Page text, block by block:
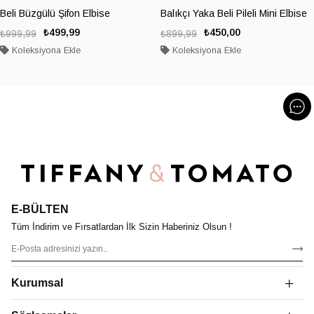
Beli Büzgülü Şifon Elbise
₺499,99
₺999,99
Koleksiyona Ekle
Balıkçı Yaka Beli Pileli Mini Elbise
₺450,00
₺899,99
Koleksiyona Ekle
E-BÜLTEN
Tüm İndirim ve Fırsatlardan İlk Sizin Haberiniz Olsun !
Kurumsal